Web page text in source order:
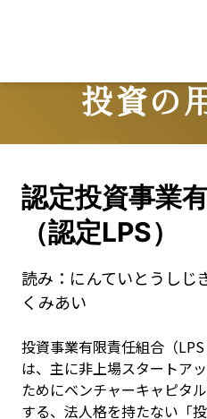
投資の
認定投資事業
（認定LPS）
読み： にんていとうしじ
くみあい
投資事業有限責任組合（
は、主に非上場スタートア
ためにベンチャーキャピタ
する、法人格を持たない「